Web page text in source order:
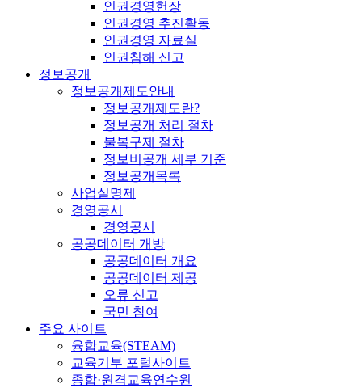
인권경영헌장
인권경영 추진활동
인권경영 자료실
인권침해 신고
정보공개
정보공개제도안내
정보공개제도란?
정보공개 처리 절차
불복구제 절차
정보비공개 세부 기준
정보공개목록
사업실명제
경영공시
경영공시
공공데이터 개방
공공데이터 개요
공공데이터 제공
오류 신고
국민 참여
주요 사이트
융합교육(STEAM)
교육기부 포털사이트
종합·원격교육연수원